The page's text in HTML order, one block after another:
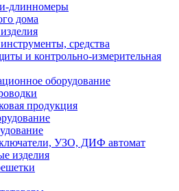
длинномеры
дома
средства
и контрольно-измерительная
оборудование
продукция
УЗО, ДИФ автомат
изделия